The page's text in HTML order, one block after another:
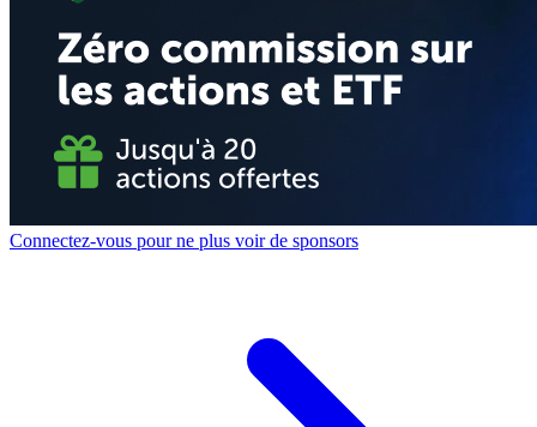
Connectez-vous pour ne plus voir de sponsors